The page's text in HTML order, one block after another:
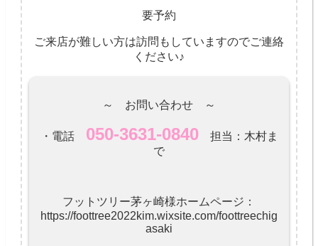
要予約
ご来店が難しい方は訪問もしていますのでご連絡
ください♪
～ お問い合わせ ～
・電話 050-3631-0840担当：木村ま
で
フットツリー茅ヶ崎様ホームページ：
https://foottree2022kim.wixsite.com/foottreechig
asaki